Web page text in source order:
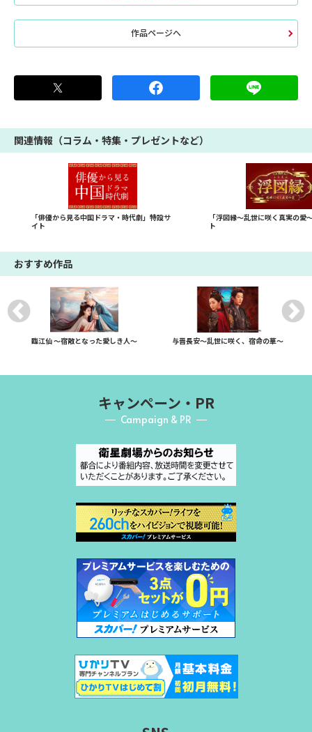
作品ページへ
関連情報（コラム・特集・プレゼントなど）
「俳優から見る中国ドラマ・時代劇」特設サ
イト
「浮図縁～乱世に咲く真実の愛
ト
おすすめ作品
臨江仙 ～宿敵となった愛しき人～ 与晋長安～乱世に咲く、宿命の華～
キャンペーン・PR
Campaign & PR